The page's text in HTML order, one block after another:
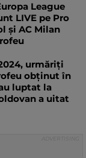
League
LIVE pe Pro
și AC Milan
urmăriți
obținut în
luptat la
a uitat